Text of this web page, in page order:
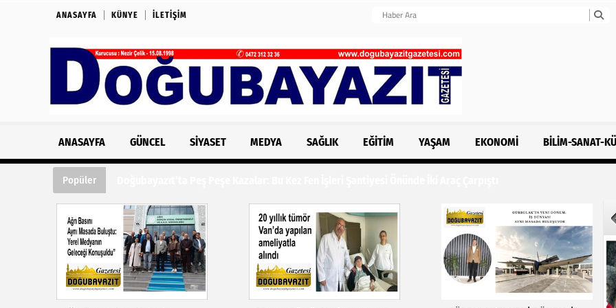
ANASAYFA KÜNYE İLETIŞIM
ANASAYFA GÜNCEL SIYASET MEDYA SAĞLIK EĞITIM YAŞAM EKONOMI BILIM-SANAT-
Popüler